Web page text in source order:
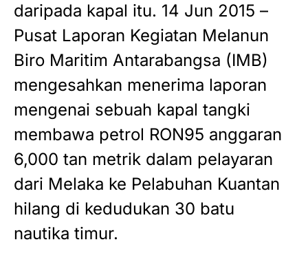
daripada kapal itu. 14 Jun 2015 –
Pusat Laporan Kegiatan Melanun
Biro Maritim Antarabangsa (IMB)
mengesahkan menerima laporan
mengenai sebuah kapal tangki
membawa petrol RON95 anggaran
6,000 tan metrik dalam pelayaran
dari Melaka ke Pelabuhan Kuantan
hilang di kedudukan 30 batu
nautika timur.